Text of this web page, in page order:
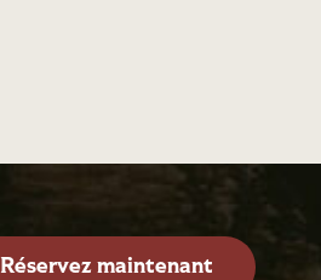
Réservez maintenant